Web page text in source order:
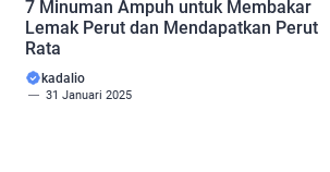
7 Minuman Ampuh untuk Membakar
Lemak Perut dan Mendapatkan Perut
Rata
kadalio
31 Januari 2025